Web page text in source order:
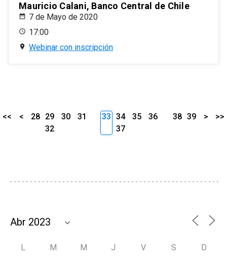
Mauricio Calani, Banco Central de Chile
7 de Mayo de 2020
17:00
Webinar con inscripción
<< < 28 29 30
31
32
33 34 35
36
37
38 39 > >>
L M M J V S D